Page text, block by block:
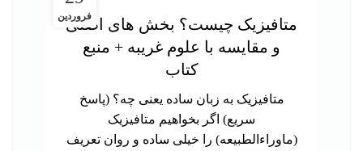
فروردین
متافیزیک چیست؟ بخش های اصلی
و مقایسه با علوم غریبه + منبع
کتاب
متافیزیک به زبان ساده یعنی چه؟ (پاسخ
سریع) اگر بخواهیم متافیزیک
(ماوراءالطبیعه) را خیلی ساده و روان تعریف